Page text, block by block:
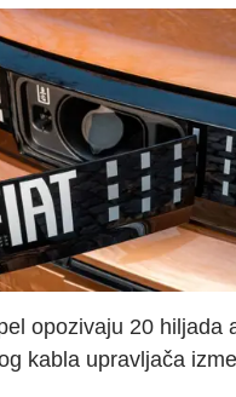
opozivaju 20 hiljada
kabla upravljača